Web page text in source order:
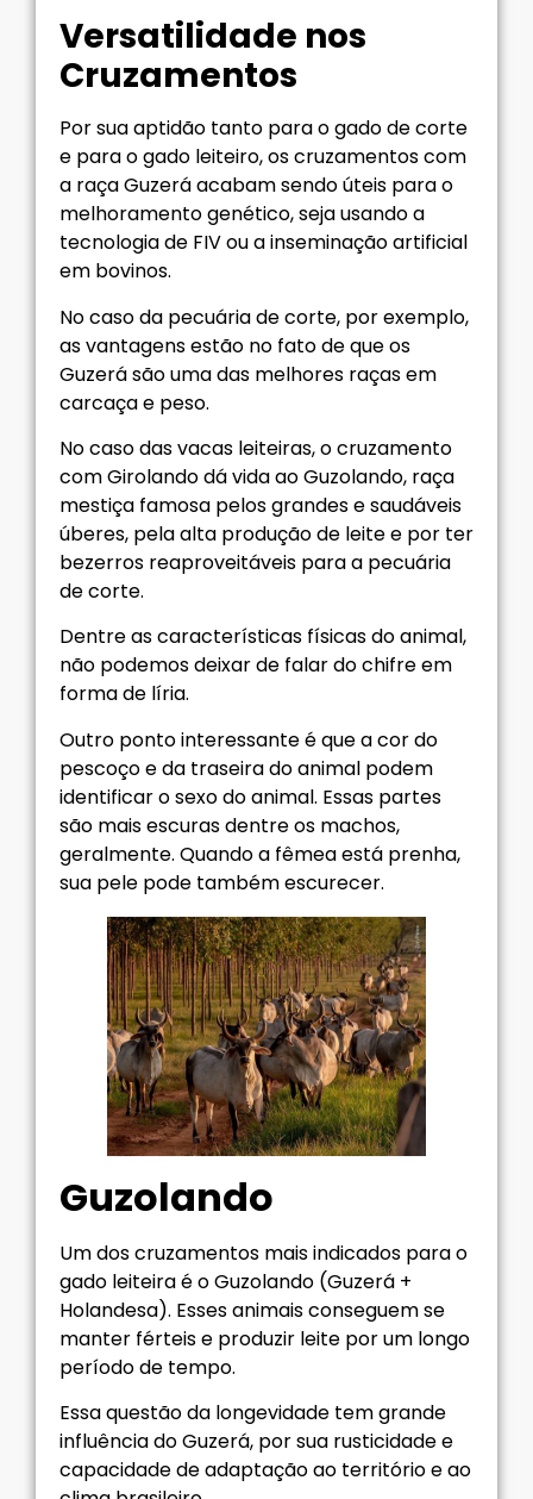
Versatilidade nos
Cruzamentos
Por sua aptidão tanto para o gado de corte
e para o gado leiteiro, os cruzamentos com
a raça Guzerá acabam sendo úteis para o
melhoramento genético, seja usando a
tecnologia de FIV ou a inseminação artificial
em bovinos.
No caso da pecuária de corte, por exemplo,
as vantagens estão no fato de que os
Guzerá são uma das melhores raças em
carcaça e peso.
No caso das vacas leiteiras, o cruzamento
com Girolando dá vida ao Guzolando, raça
mestiça famosa pelos grandes e saudáveis
úberes, pela alta produção de leite e por ter
bezerros reaproveitáveis para a pecuária
de corte.
Dentre as características físicas do animal,
não podemos deixar de falar do chifre em
forma de líria.
Outro ponto interessante é que a cor do
pescoço e da traseira do animal podem
identificar o sexo do animal. Essas partes
são mais escuras dentre os machos,
geralmente. Quando a fêmea está prenha,
sua pele pode também escurecer.
Guzolando
Um dos cruzamentos mais indicados para o
gado leiteira é o Guzolando (Guzerá +
Holandesa). Esses animais conseguem se
manter férteis e produzir leite por um longo
período de tempo.
Essa questão da longevidade tem grande
influência do Guzerá, por sua rusticidade e
capacidade de adaptação ao território e ao